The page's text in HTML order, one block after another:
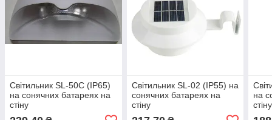
Світильник SL-50C (IP65)
на сонячних батареях на
стіну
Світильник SL-02 (IP55) на
сонячних батареях на
стіну
на
стіну